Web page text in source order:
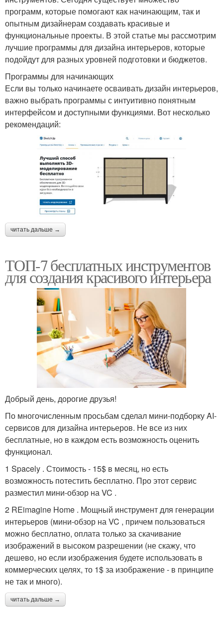
программ, которые помогают как начинающим, так и
опытным дизайнерам создавать красивые и
функциональные проекты. В этой статье мы рассмотрим
лучшие программы для дизайна интерьеров, которые
подойдут для разных уровней подготовки и бюджетов.
Программы для начинающих
Если вы только начинаете осваивать дизайн интерьеров,
важно выбрать программы с интуитивно понятным
интерфейсом и доступными функциями. Вот несколько
рекомендаций:
читать дальше →
ТОП-7 бесплатных инструментов
для создания красивого интерьера
Добрый день, дорогие друзья!
По многочисленным просьбам сделал мини-подборку AI-
сервисов для дизайна интерьеров. Не все из них
бесплатные, но в каждом есть возможность оценить
функционал.
1 Spacely . Стоимость - 15$ в месяц, но есть
возможность потестить бесплатно. Про этот сервис
разместил мини-обзор на VC .
2 REimagine Home . Мощный инструмент для генерации
интерьеров (мини-обзор на VC , причем пользоваться
можно бесплатно, оплата только за скачивание
изображений в высоком разрешении (не скажу, что
дешево, но если изображения будете использовать в
коммерческих целях, то 1$ за изображение - в принципе
не так и много).
читать дальше →